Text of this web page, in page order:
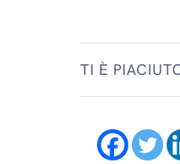
TI È